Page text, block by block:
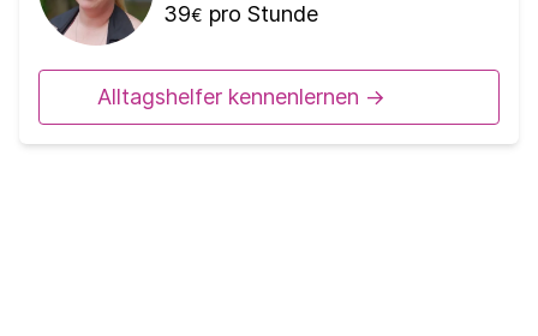
39€ pro Stunde
Alltagshelfer kennenlernen ->